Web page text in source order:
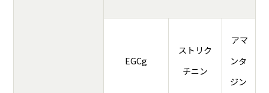
EGCg
ストリク
チニン
アマ
ンタ
ジン